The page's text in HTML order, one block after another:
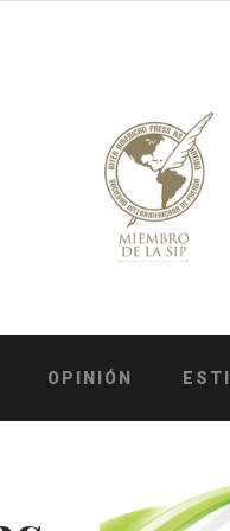
OPINIÓN